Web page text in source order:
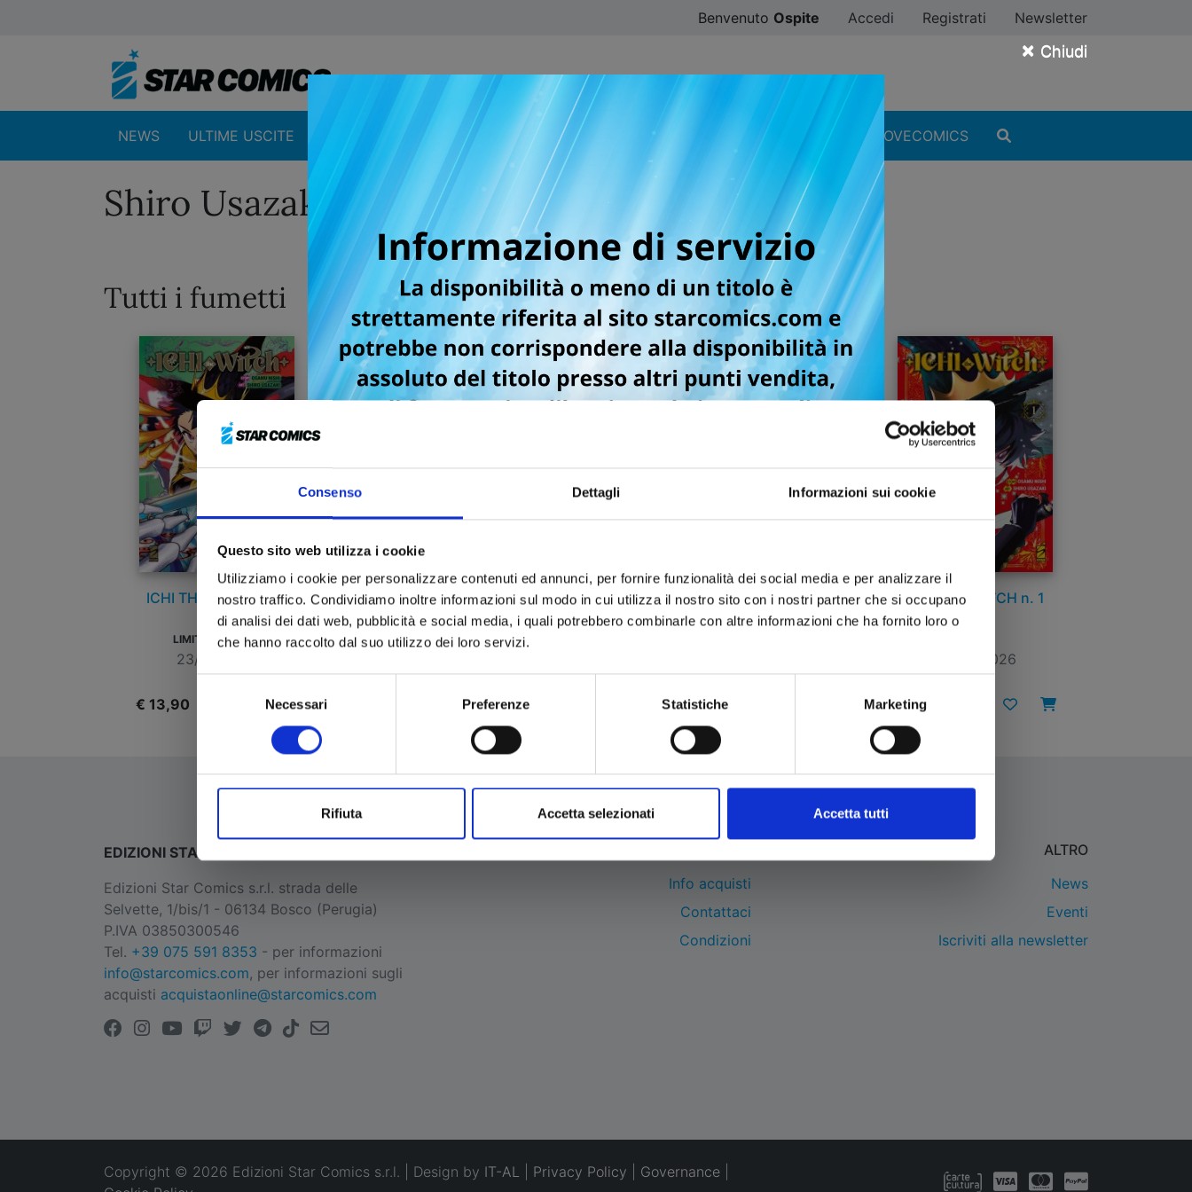
Consenso Dettagli Informazioni sui cookie
Questo sito web utilizza i cookie
Utilizziamo i cookie per personalizzare contenuti ed annunci, per fornire funzionalità dei social media e per analizzare il
nostro traffico. Condividiamo inoltre informazioni sul modo in cui utilizza il nostro sito con i nostri partner che si occupano
di analisi dei dati web, pubblicità e social media, i quali potrebbero combinarle con altre informazioni che ha fornito loro o
che hanno raccolto dal suo utilizzo dei loro servizi.
Necessari Preferenze Statistiche Marketing
Rifiuta Accetta selezionati Accetta tutti
× Chiudi
Benvenuto Ospite Accedi Registrati Newsletter
NEWS ULTIME USCITE CATALOGO SFOGLIA ONLINE DIGISTAR #ILOVEMANGA #ILOVECOMICS
Shiro Usazaki
Tutti i fumetti
ICHI THE WITCH n. 2
LIMITED EDITION
23/06/2026
€ 13,90
ICHI THE WITCH n. 2 ICHI THE WITCH n. 1
€ 13,90
ICHI THE WITCH n. 1
28/04/2026
€ 6,90
EDIZIONI STAR COMICS
Edizioni Star Comics s.r.l. strada delle
Selvette, 1/bis/1 - 06134 Bosco (Perugia)
P.IVA 03850300546
Tel. +39 075 591 8353 - per informazioni
info@starcomics.com, per informazioni sugli
acquisti acquistaonline@starcomics.com
Info acquisti
Contattaci
Condizioni
ALTRO
News
Eventi
Iscriviti alla newsletter
Copyright © 2026 Edizioni Star Comics s.r.l. | Design by IT-AL Privacy Policy Governance